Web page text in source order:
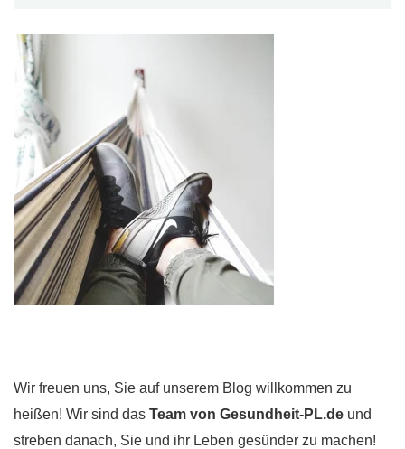
Wir freuen uns, Sie auf unserem Blog willkommen zu
heißen! Wir sind das Team von Gesundheit-PL.de und
streben danach, Sie und ihr Leben gesünder zu machen!